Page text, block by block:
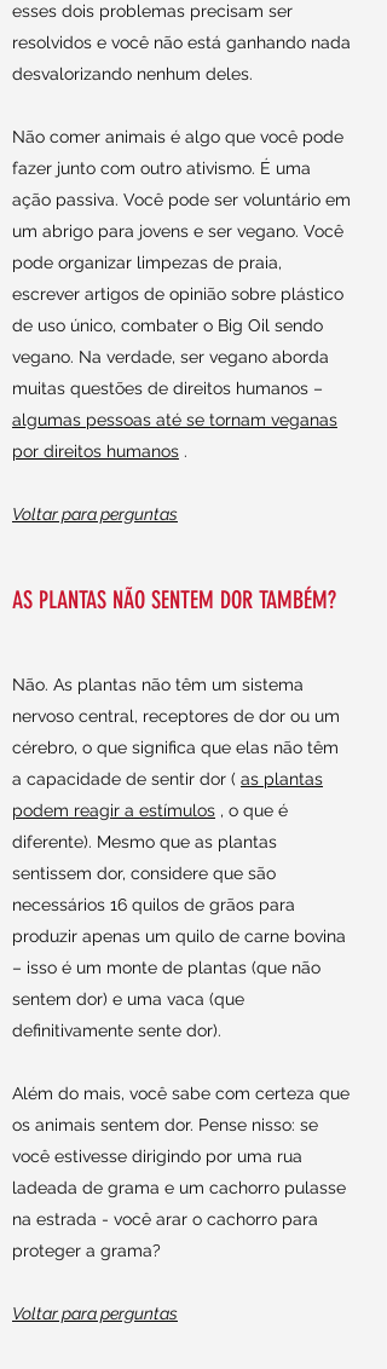
esses dois problemas precisam ser
resolvidos e você não está ganhando nada
desvalorizando nenhum deles.
Não comer animais é algo que você pode
fazer junto com outro ativismo. É uma
ação passiva. Você pode ser voluntário em
um abrigo para jovens e ser vegano. Você
pode organizar limpezas de praia,
escrever artigos de opinião sobre plástico
de uso único, combater o Big Oil sendo
vegano. Na verdade, ser vegano aborda
muitas questões de direitos humanos –
algumas pessoas até se tornam veganas
por direitos humanos .
Voltar para perguntas
AS PLANTAS NÃO SENTEM DOR TAMBÉM?
Não. As plantas não têm um sistema
nervoso central, receptores de dor ou um
cérebro, o que significa que elas não têm
a capacidade de sentir dor ( as plantas
podem reagir a estímulos , o que é
diferente). Mesmo que as plantas
sentissem dor, considere que são
necessários 16 quilos de grãos para
produzir apenas um quilo de carne bovina
– isso é um monte de plantas (que não
sentem dor) e uma vaca (que
definitivamente sente dor).
Além do mais, você sabe com certeza que
os animais sentem dor. Pense nisso: se
você estivesse dirigindo por uma rua
ladeada de grama e um cachorro pulasse
na estrada - você arar o cachorro para
proteger a grama?
Voltar para perguntas